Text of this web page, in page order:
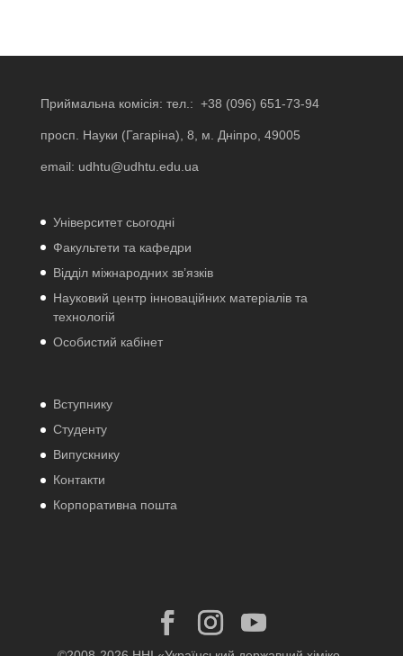
Приймальна комісія: тел.: +38 (096) 651-73-94
просп. Науки (Гагаріна), 8, м. Дніпро, 49005
email: udhtu@udhtu.edu.ua
Університет сьогодні
Факультети та кафедри
Відділ міжнародних зв’язків
Науковий центр інноваційних матеріалів та
технологій
Особистий кабінет
Вступнику
Студенту
Випускнику
Контакти
Корпоративна пошта